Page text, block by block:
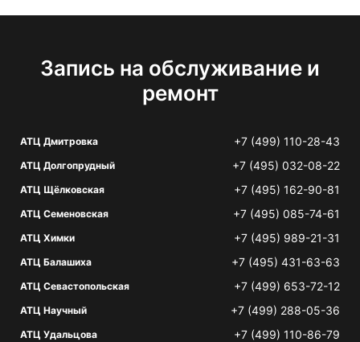
Запись на обслуживание и
ремонт
АТЦ Дмитровка +7 (499) 110-28-43
АТЦ Долгопрудный +7 (495) 032-08-22
АТЦ Щёлковская +7 (495) 162-90-81
АТЦ Семеновская +7 (495) 085-74-61
АТЦ Химки +7 (495) 989-21-31
АТЦ Балашиха +7 (495) 431-63-63
АТЦ Севастопольская +7 (499) 653-72-12
АТЦ Научный +7 (499) 288-05-36
АТЦ Удальцова +7 (499) 110-86-79